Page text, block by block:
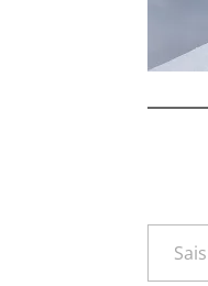
Saisissez votre adresse e-mail…